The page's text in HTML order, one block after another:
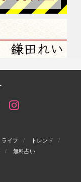
ライフ
トレンド
無料占い